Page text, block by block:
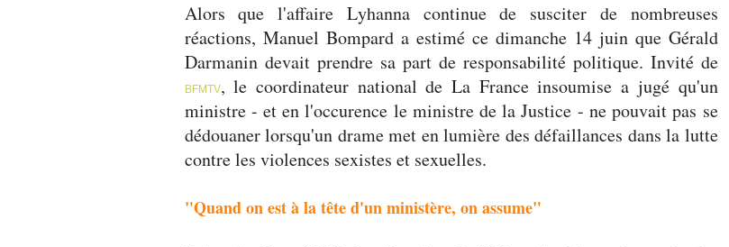
Alors que l'affaire Lyhanna continue de susciter de nombreuses
réactions, Manuel Bompard a estimé ce dimanche 14 juin que Gérald
Darmanin devait prendre sa part de responsabilité politique. Invité de
BFMTV, le coordinateur national de La France insoumise a jugé qu'un
ministre - et en l'occurence le ministre de la Justice - ne pouvait pas se
dédouaner lorsqu'un drame met en lumière des défaillances dans la lutte
contre les violences sexistes et sexuelles.
"Quand on est à la tête d'un ministère, on assume"